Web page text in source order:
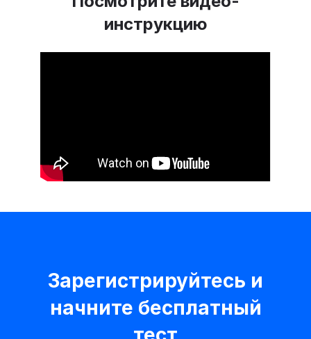
инструкцию
Зарегистрируйтесь и
начните бесплатный